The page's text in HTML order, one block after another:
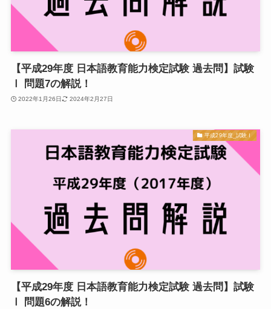
【平成29年度 日本語教育能力検定試験 過去問】試験
Ⅰ 問題7の解説！
2022年1月26日 2024年2月27日
平成29年度_試験Ⅰ
【平成29年度 日本語教育能力検定試験 過去問】試験
Ⅰ 問題6の解説！